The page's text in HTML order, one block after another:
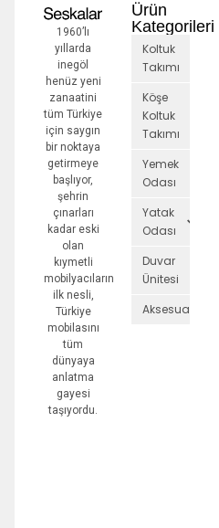
1960’lı
yıllarda
inegöl
henüz yeni
zanaatini
tüm Türkiye
için saygın
bir noktaya
getirmeye
başlıyor,
şehrin
çınarları
kadar eski
olan
kıymetli
mobilyacıların
ilk nesli,
Türkiye
mobilasını
tüm
dünyaya
anlatma
gayesi
taşıyordu.
Ürün
Kategorileri
Koltuk
Takımı
Köşe
Koltuk
Takımı
Yemek
Odası
Yatak
Odası
Duvar
Ünitesi
Aksesuarlar